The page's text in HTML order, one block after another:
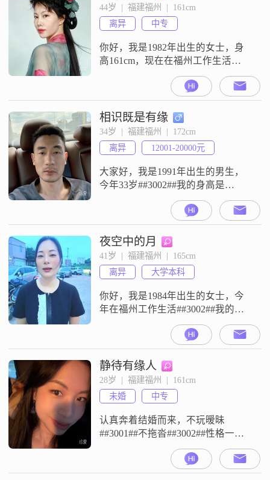
44岁  |  福建福州  |  161cm
离异
中专
你好，我是1982年出生的女士，身
高161cm，现在在福州工作生活
##3002##我的学历是中专，目前的
月收入在8001到12000元之间
##3002##我是一个性格乐观积极的
人，平时很注重健康管理，也很追
求事业上的成就##3002##我觉得生
活是丰富多彩的，所以我一直热爱
生活##3002##平时我喜欢美食烹
饪，也很乐
相识既是有缘
34岁  |  福建福州  |  172cm
离异
12001-20000元
大家好，我是1991年出生的男生，
今年33岁##3002##我的身高是
172cm##3002##我的学历是大学本科
##3002##我现在的工作地点在福
州，月收入在12001元到20000元这
个区间##3002##关于我的性格，我
是一个乐观积极的人，平时责任感
比较强，为人随和，容易相处
##3002##我对生活有自己的想法
夜空中的月
41岁  |  福建福州  |  165cm
离异
大学本科
你好，我是1984年出生的女士，今
年在福州工作生活##3002##我的身
高是165cm，学历是大学本科，目前
的月收入在5001到8000元之间
##3002##关于我的性格，我觉得真
诚可靠是最基本的，平时也是一个
乐观积极的人##3002##我性格随和
易相处，平时比较温柔体贴，也很
看重互相尊重的相处方式##3002##
生活
静待有缘人
28岁  |  福建福州  |  161cm
未婚
中专
认真奔着结婚而来，不玩暧昧
##3001##不拖沓##3002##性格一般
但踏实，三观端正##3002##闲暇会
遛弯##3001##养猫##3001##追剧，
生活简单规律##3002##对待感情专